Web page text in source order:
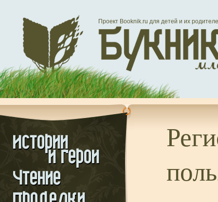
Проект Booknik.ru для детей и их